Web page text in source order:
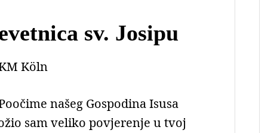
sv. Josipu
Köln
našeg Gospodina Isusa
sam veliko povjerenje u tvoj